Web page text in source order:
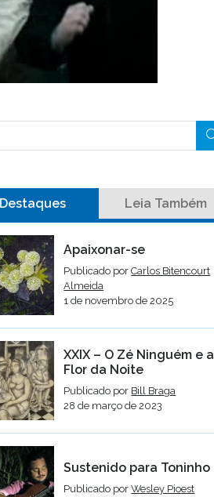
Destaques Leia Também
Apaixonar-se
Publicado porCarlos Bitencourt
Almeida
1 de novembro de 2025
XXIX – O Zé Ninguém e a
Flor da Noite
Publicado por Bill Braga
28 de março de 2023
Sustenido para Toninho
Publicado porWesley Pioest